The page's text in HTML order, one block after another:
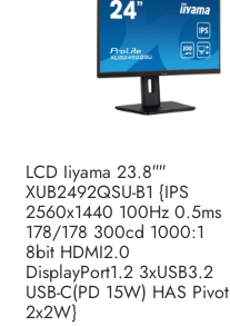
LCD Iiyama 23.8″″
XUB2492QSU-B1 {IPS
2560x1440 100Hz 0.5ms
178/178 300cd 1000:1
8bit HDMI2.0
DisplayPort1.2 3xUSB3.2
USB-C(PD 15W) HAS Pivot
2x2W}